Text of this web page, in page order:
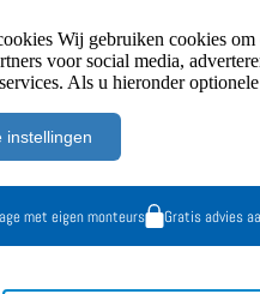
Wij gebruiken cookies
voor social media,
Als u hieronder
instellingen
met eigen monteurs Gratis advies